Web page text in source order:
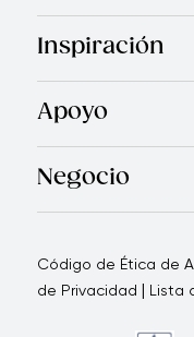
Mas Vendidos
Inspiración
RecetasBlogRoyal
Apoyo
Garantía Royal
Negocio
Por qué elegirnos
Código de Ética de
de Privacidad | Lista